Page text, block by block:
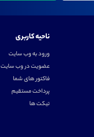
ناحیه کاربری
ورود به وب سایت
عضویت در وب سایت
فاکتور های شما
پرداخت مستقیم
تیکت ها